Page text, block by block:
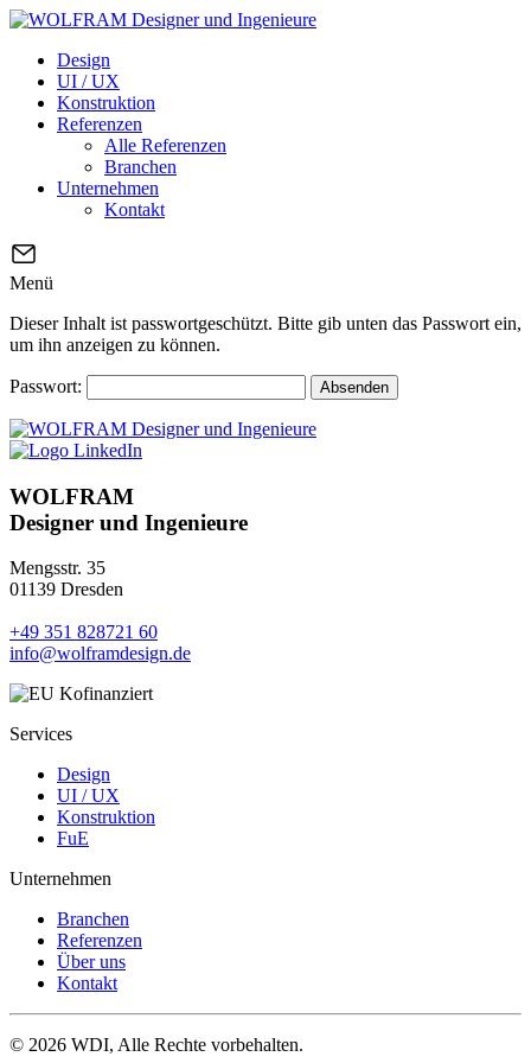
Design
UI / UX
Konstruktion
Referenzen
Alle Referenzen
Branchen
Unternehmen
Kontakt
Menü
Dieser Inhalt ist passwortgeschützt. Bitte gib unten das Passwort ein,
um ihn anzeigen zu können.
Passwort:
WOLFRAM
Designer und Ingenieure
Mengsstr. 35
01139 Dresden
+49 351 828721 60
info@wolframdesign.de
Services
Design
UI / UX
Konstruktion
FuE
Unternehmen
Branchen
Referenzen
Über uns
Kontakt
© 2026 WDI, Alle Rechte vorbehalten.